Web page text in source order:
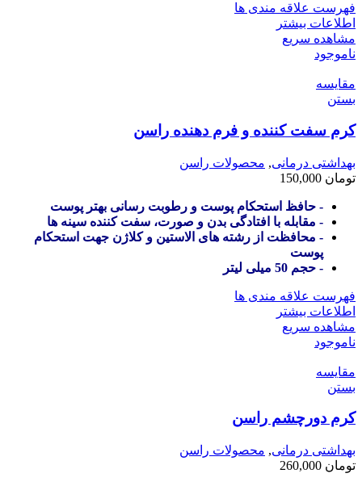
فهرست علاقه مندی ها
اطلاعات بیشتر
مشاهده سریع
ناموجود
مقایسه
بستن
کرم سفت کننده و فرم دهنده راسن
بهداشتی درمانی, محصولات راسن
تومان
- حافظ استحکام پوست و رطوبت رسانی بهتر پوست
- مقابله با افتادگی بدن و صورت، سفت کننده سینه ها
- محافظت از رشته های الاستین و کلاژن جهت استحکام
پوست
- حجم 50 میلی لیتر
فهرست علاقه مندی ها
اطلاعات بیشتر
مشاهده سریع
ناموجود
مقایسه
بستن
کرم دورچشم راسن
بهداشتی درمانی, محصولات راسن
تومان